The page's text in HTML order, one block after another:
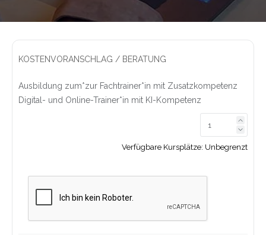
KOSTENVORANSCHLAG / BERATUNG
Ausbildung zum*zur Fachtrainer*in mit Zusatzkompetenz
Digital- und Online-Trainer*in mit KI-Kompetenz
Link
Link
Verfügbare Kursplätze: Unbegrenzt